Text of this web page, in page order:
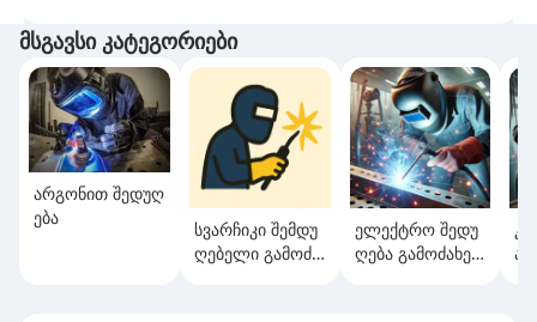
მსგავსი კატეგორიები
არგონით შედუღ
ება
სვარჩიკი შემდუ
ღებელი გამოძა
ელექტრო შედუ
ღება გამოძახებ
ა